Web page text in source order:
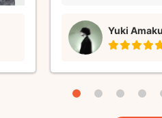
Yuki